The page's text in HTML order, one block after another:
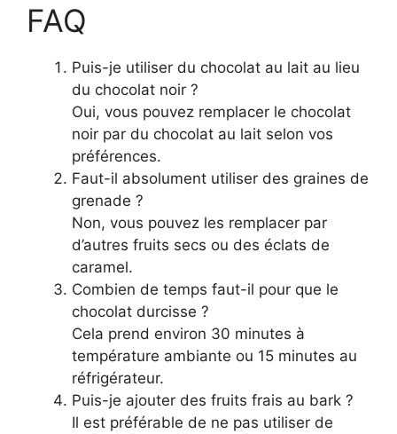
FAQ
Puis-je utiliser du chocolat au lait au lieu
du chocolat noir ?
Oui, vous pouvez remplacer le chocolat
noir par du chocolat au lait selon vos
préférences.
Faut-il absolument utiliser des graines de
grenade ?
Non, vous pouvez les remplacer par
d’autres fruits secs ou des éclats de
caramel.
Combien de temps faut-il pour que le
chocolat durcisse ?
Cela prend environ 30 minutes à
température ambiante ou 15 minutes au
réfrigérateur.
Puis-je ajouter des fruits frais au bark ?
Il est préférable de ne pas utiliser de